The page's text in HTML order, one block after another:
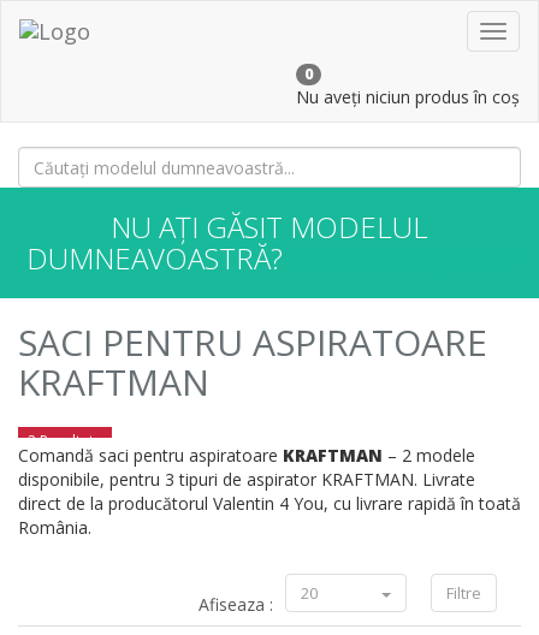
0
Nu aveți niciun produs în coș
NU AȚI GĂSIT MODELUL
DUMNEAVOASTRĂ?
SACI PENTRU ASPIRATOARE
KRAFTMAN
2 Rezultate
Comandă saci pentru aspiratoare KRAFTMAN – 2 modele
disponibile, pentru 3 tipuri de aspirator KRAFTMAN. Livrate
direct de la producătorul Valentin 4 You, cu livrare rapidă în toată
România.
Filtre
Afiseaza : 20